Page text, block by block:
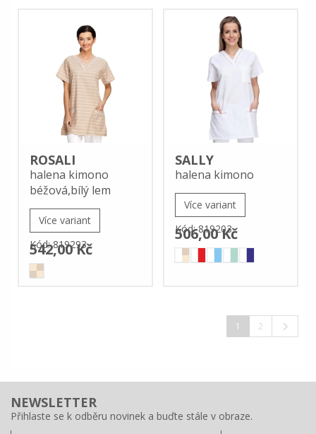
ROSALI
halena kimono
béžová,bílý lem
Více variant
542,00 Kč
Kód: 819293
SALLY
halena kimono
Více variant
506,00 Kč
Kód: 819203
1 2
NEWSLETTER
Přihlaste se k odběru novinek a buďte stále v obraze.